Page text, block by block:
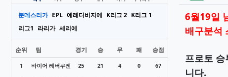
분데스리가 EPL 에레디비지에 K리그 2 K리그 1
리그1
라리가 세리에
순위 팀 경기 승 무 패 승점
1 바이어 레버쿠젠 25 21 4 0 67